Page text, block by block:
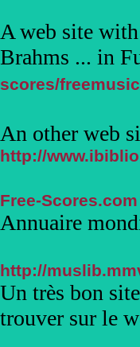
A web site
Brahms ... in
scores/freemusic
An other web
http://
Free-Scores.com
Annuaire
http://
Un très bon
trouver sur le